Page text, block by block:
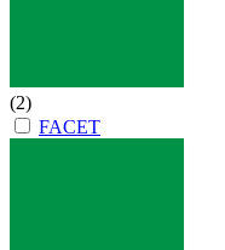
(2)
FACET